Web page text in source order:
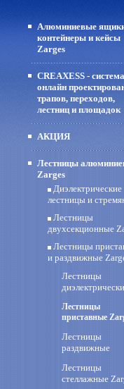
Алюминиевые
контейнеры и кейсы
Zarges
CREAXESS - система
онлайн
трапов, переходов,
лестниц и площадок
АКЦИЯ
Лестницы
Zarges
Диэлектрические
лестницы и
Лестницы
двухсекционные
Лестницы
и раздвижные
Лестницы
Лестницы
приставные
Лестницы
раздвижные
Лестницы
стеллажные